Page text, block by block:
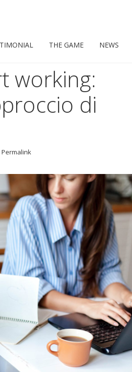
THE GAME NEWS
working:
di
Permalink